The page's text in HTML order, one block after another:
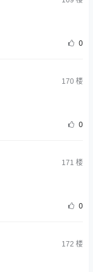
0
170楼
0
171 楼
0
172 楼